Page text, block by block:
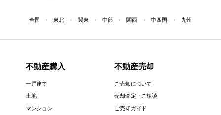
全国 東北 関東 中部 関西 中四国 九州
不動産購入
一戸建て
土地
マンション
不動産売却
ご売却について
売却査定・ご相談
ご売却ガイド